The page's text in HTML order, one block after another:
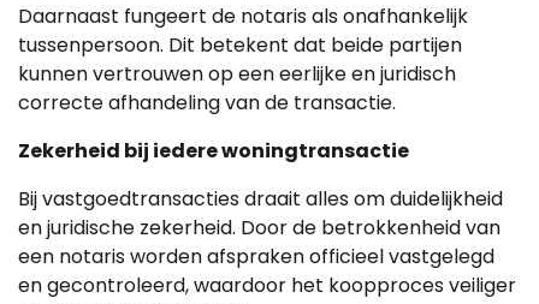
Daarnaast fungeert de notaris als onafhankelijk
tussenpersoon. Dit betekent dat beide partijen
kunnen vertrouwen op een eerlijke en juridisch
correcte afhandeling van de transactie.
Zekerheid bij iedere woningtransactie
Bij vastgoedtransacties draait alles om duidelijkheid
en juridische zekerheid. Door de betrokkenheid van
een notaris worden afspraken officieel vastgelegd
en gecontroleerd, waardoor het koopproces veiliger